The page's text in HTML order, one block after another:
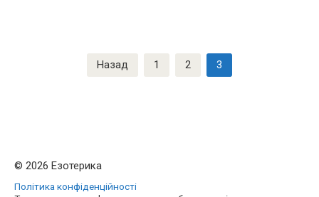
Назад 1 2 3
© 2026 Езотерика
Політика конфіденційності